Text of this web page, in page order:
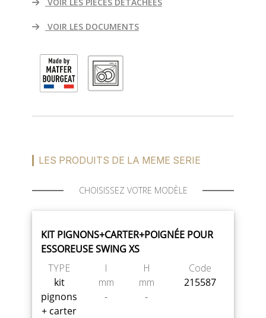
VOIR LES DOCUMENTS
LES PRODUITS DE LA MEME SERIE
CHOISISSEZ VOTRE MODÈLE
KIT PIGNONS+CARTER+POIGNÉE POUR
ESSOREUSE SWING XS
TYPE
kit
pignons
+ carter
l
mm
-
H
mm
-
Code
215587